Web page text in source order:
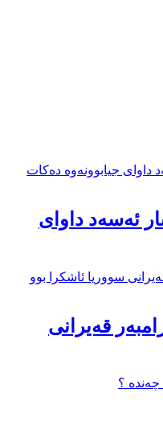
ئەسەد داوای
قەیرانی